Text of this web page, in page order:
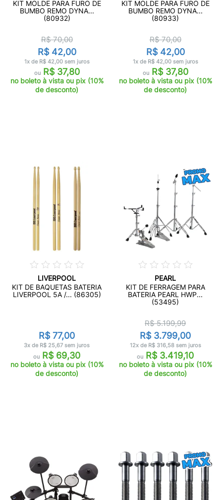
KIT MOLDE PARA FURO DE
BUMBO REMO DYNA...
(80932)
R$ 70,00
R$ 42,00
1x de R$ 42,00 sem juros
ouR$ 37,80
no boleto à vista ou pix (10%
de desconto)
KIT MOLDE PARA FURO DE
BUMBO REMO DYNA...
(80933)
R$ 70,00
R$ 42,00
1x de R$ 42,00 sem juros
ouR$ 37,80
no boleto à vista ou pix (10%
de desconto)
LIVERPOOL
KIT DE BAQUETAS BATERIA
LIVERPOOL 5A /... (86305)
R$ 77,00
3x de R$ 25,67 sem juros
ou R$ 69,30
no boleto à vista ou pix (10%
de desconto)
PEARL
KIT DE FERRAGEM PARA
BATERIA PEARL HWP...
(53495)
R$ 5.199,99
R$ 3.799,00
12x de R$ 316,58 sem juros
ou R$ 3.419,10
no boleto à vista ou pix (10%
de desconto)